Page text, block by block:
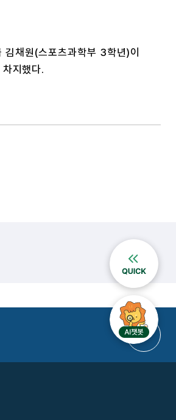
채원(스포츠과학부 3학년)이
지했다.